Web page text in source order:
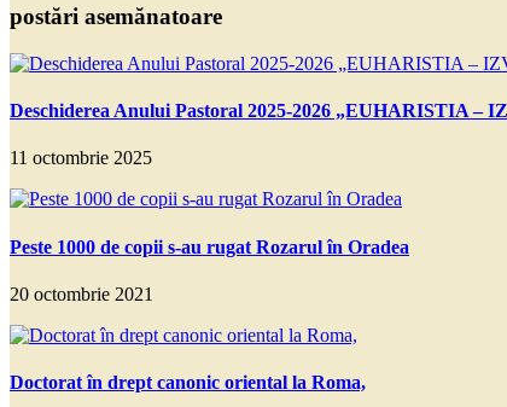
postări asemănatoare
Deschiderea Anului Pastoral 2025-2026 „EUHARISTIA –
11 octombrie 2025
Peste 1000 de copii s-au rugat Rozarul în Oradea
20 octombrie 2021
Doctorat în drept canonic oriental la Roma,